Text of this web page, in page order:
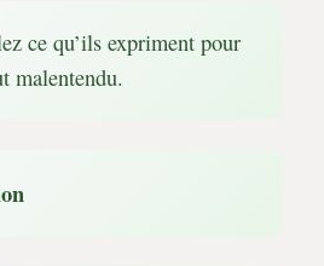
ce qu’ils expriment pour
malentendu.